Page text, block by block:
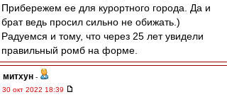
Прибережем ее для курортного города. Да и
брат ведь просил сильно не обижать.)
Радуемся и тому, что через 25 лет увидели
правильный ромб на форме.
митхун -
30 окт 2022 18:39